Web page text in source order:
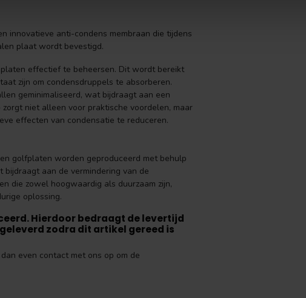
innovatieve anti-condens membraan die tijdens
plaat wordt bevestigd.
effectief te beheersen. Dit wordt bereikt
zijn om condensdruppels te absorberen.
geminimaliseerd, wat bijdraagt aan een
niet alleen voor praktische voordelen, maar
effecten van condensatie te reduceren.
golfplaten worden geproduceerd met behulp
aan de vermindering van de
die zowel hoogwaardig als duurzaam zijn,
oplossing.
Hierdoor bedraagt de levertijd
zodra dit artikel gereed is
even contact met ons op om de